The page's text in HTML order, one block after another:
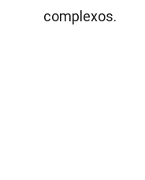
complexos.